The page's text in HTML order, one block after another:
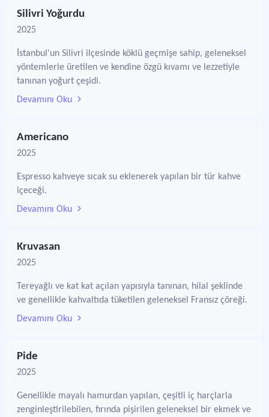
Silivri Yoğurdu
2025
İstanbul'un Silivri ilçesinde köklü geçmişe sahip, geleneksel
yöntemlerle üretilen ve kendine özgü kıvamı ve lezzetiyle
tanınan yoğurt çeşidi.
Devamını Oku
Americano
2025
Espresso kahveye sıcak su eklenerek yapılan bir tür kahve
içeceği.
Devamını Oku
Kruvasan
2025
Tereyağlı ve kat kat açılan yapısıyla tanınan, hilal şeklinde
ve genellikle kahvaltıda tüketilen geleneksel Fransız çöreği.
Devamını Oku
Pide
2025
Genellikle mayalı hamurdan yapılan, çeşitli iç harçlarla
zenginleştirilebilen, fırında pişirilen geleneksel bir ekmek ve